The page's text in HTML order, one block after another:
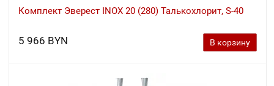
Комплект Эверест INOX 20 (280) Талькохлорит, S-40
5 966 BYN В корзину